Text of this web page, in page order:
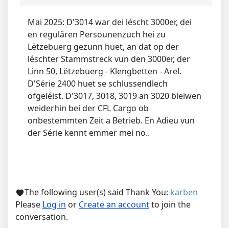
Mai 2025: D'3014 war dei léscht 3000er, dei
en regulären Persounenzuch hei zu
Lëtzebuerg gezunn huet, an dat op der
léschter Stammstreck vun den 3000er, der
Linn 50, Lëtzebuerg - Klengbetten - Arel.
D'Série 2400 huet se schlussendlech
ofgeléist. D'3017, 3018, 3019 an 3020 bleiwen
weiderhin bei der CFL Cargo ob
onbestemmten Zeit a Betrieb. En Adieu vun
der Série kennt emmer mei no..
The following user(s) said Thank You: karben
Please Log in or Create an accountto join the
conversation.